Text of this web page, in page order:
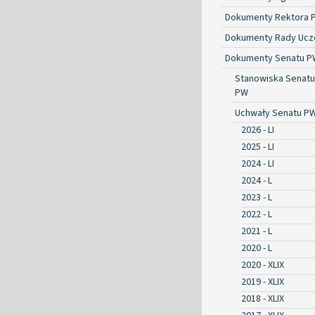
Dokumenty Rektora
Dokumenty Rady
Dokumenty Senatu
Stanowiska Senatu
PW
Uchwały Senatu
2026 - LI
2025 - LI
2024 - LI
2024 - L
2023 - L
2022 - L
2021 - L
2020 - L
2020 - XLIX
2019 - XLIX
2018 - XLIX